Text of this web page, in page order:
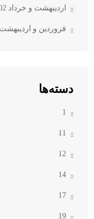
اردیبهشت و خرداد 1402
فروردین و اردیبهشت 1402
دسته‌ها
1
11
12
14
17
19